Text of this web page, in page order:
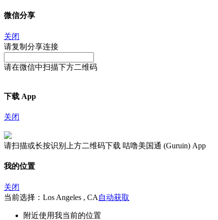
微信分享
关闭
请复制分享连接
请在微信中扫描下方二维码
下载 App
关闭
请扫描或长按识别上方二维码下载 咕噜美国通 (Guruin) App
我的位置
关闭
当前选择：Los Angeles , CA 自动获取
附近使用我当前的位置